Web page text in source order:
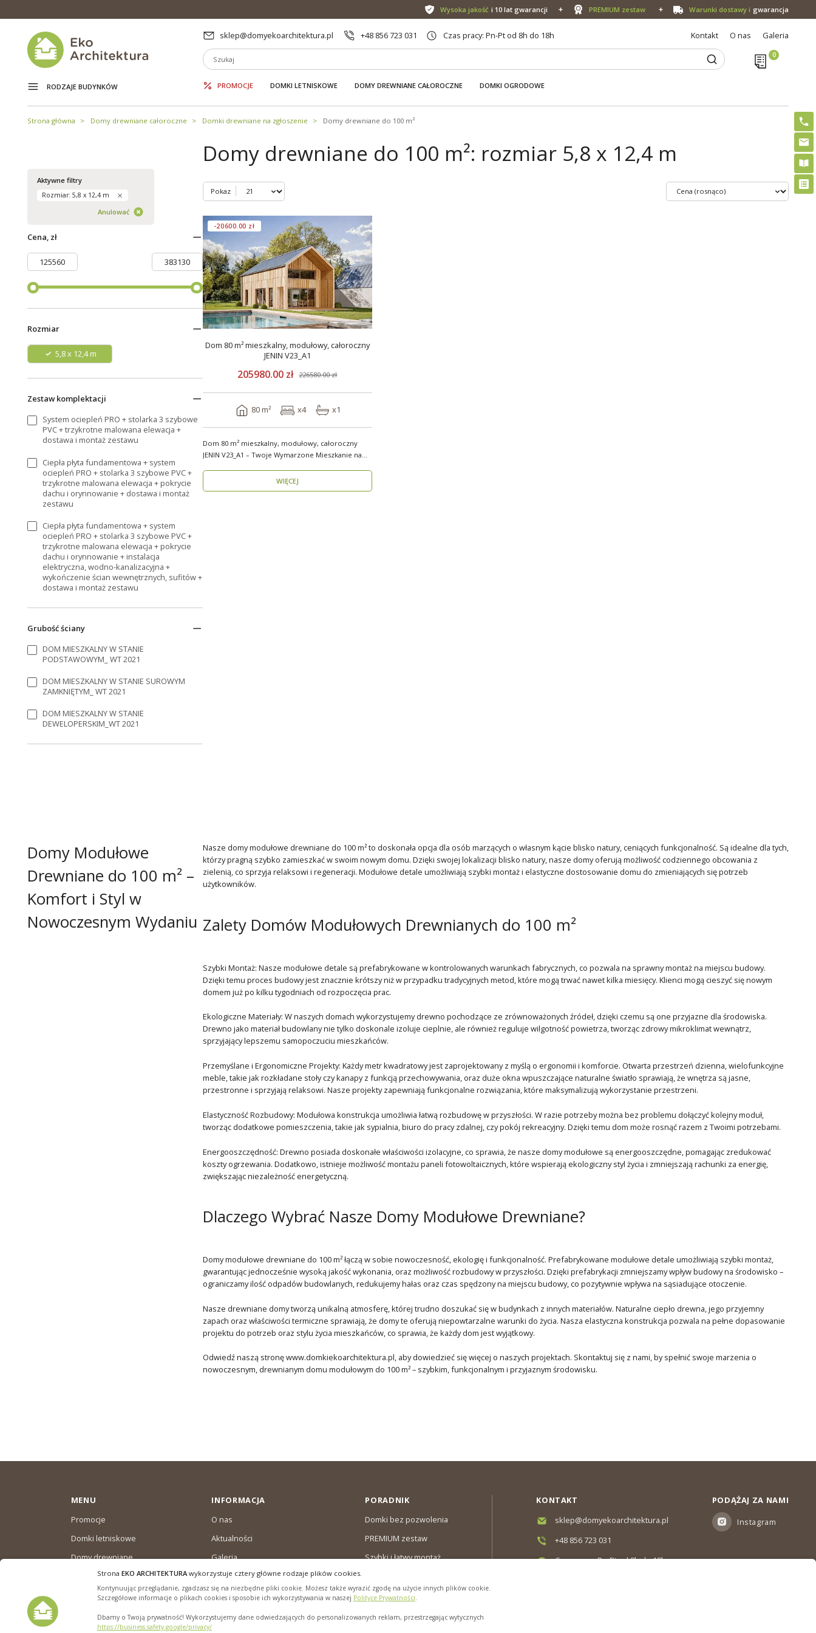
Wysoka jakość i 10 lat gwarancji PREMIUM zestaw Warunki dostawy i gwarancja
sklep@domyekoarchitektura.pl +48 856 723 031 Czas pracy: Pn-Pt od 8h do 18h Kontakt O nas Galeria
RODZAJE BUDYNKÓW PROMOCJE DOMKI LETNISKOWE DOMY DREWNIANE CAŁOROCZNE DOMKI OGRODOWE
Strona główna Domy drewniane całoroczne Domki drewniane na zgłoszenie Domy drewniane do 100 m²
Aktywne filtry
Rozmiar: 5,8 x 12,4 m
Anulować
Cena, zł
Rozmiar
5,8 x 12,4 m
Zestaw komplektacji
System ociepleń PRO + stolarka 3 szybowe
PVC + trzykrotne malowana elewacja +
dostawa i montaż zestawu
Ciepła płyta fundamentowa + system
ociepleń PRO + stolarka 3 szybowe PVC +
trzykrotne malowana elewacja + pokrycie
dachu i orynnowanie + dostawa i montaż
zestawu
Ciepła płyta fundamentowa + system
ociepleń PRO + stolarka 3 szybowe PVC +
trzykrotne malowana elewacja + pokrycie
dachu i orynnowanie + instalacja
elektryczna, wodno-kanalizacyjna +
wykończenie ścian wewnętrznych, sufitów +
dostawa i montaż zestawu
Grubość ściany
DOM MIESZKALNY W STANIE
PODSTAWOWYM_ WT 2021
DOM MIESZKALNY W STANIE SUROWYM
ZAMKNIĘTYM_ WT 2021
DOM MIESZKALNY W STANIE
DEWELOPERSKIM_WT 2021
Domy drewniane do 100 m²: rozmiar 5,8 x 12,4 m
Pokaz
-20600.00 zł
Dom 80 m² mieszkalny, modułowy, całoroczny
JENIN V23_A1
205980.00 zł 226580.00 zł
80 m² x4 x1
Dom 80 m² mieszkalny, modułowy, całoroczny
JENIN V23_A1 – Twoje Wymarzone Mieszkanie na
WIĘCEJ
Domy Modułowe
Drewniane do 100 m² –
Komfort i Styl w
Nowoczesnym Wydaniu
Nasze domy modułowe drewniane do 100 m² to doskonała opcja dla osób marzących o własnym kącie blisko natury, ceniących funkcjonalność. Są idealne dla tych,
którzy pragną szybko zamieszkać w swoim nowym domu. Dzięki swojej lokalizacji blisko natury, nasze domy oferują możliwość codziennego obcowania z
zielenią, co sprzyja relaksowi i regeneracji. Modułowe detale umożliwiają szybki montaż i elastyczne dostosowanie domu do zmieniających się potrzeb
użytkowników.
Zalety Domów Modułowych Drewnianych do 100 m²
Szybki Montaż: Nasze modułowe detale są prefabrykowane w kontrolowanych warunkach fabrycznych, co pozwala na sprawny montaż na miejscu budowy.
Dzięki temu proces budowy jest znacznie krótszy niż w przypadku tradycyjnych metod, które mogą trwać nawet kilka miesięcy. Klienci mogą cieszyć się nowym
domem już po kilku tygodniach od rozpoczęcia prac.
Ekologiczne Materiały: W naszych domach wykorzystujemy drewno pochodzące ze zrównoważonych źródeł, dzięki czemu są one przyjazne dla środowiska.
Drewno jako materiał budowlany nie tylko doskonale izoluje cieplnie, ale również reguluje wilgotność powietrza, tworząc zdrowy mikroklimat wewnątrz,
sprzyjający lepszemu samopoczuciu mieszkańców.
Przemyślane i Ergonomiczne Projekty: Każdy metr kwadratowy jest zaprojektowany z myślą o ergonomii i komforcie. Otwarta przestrzeń dzienna, wielofunkcyjne
meble, takie jak rozkładane stoły czy kanapy z funkcją przechowywania, oraz duże okna wpuszczające naturalne światło sprawiają, że wnętrza są jasne,
przestronne i sprzyjają relaksowi. Nasze projekty zapewniają funkcjonalne rozwiązania, które maksymalizują wykorzystanie przestrzeni.
Elastyczność Rozbudowy: Modułowa konstrukcja umożliwia łatwą rozbudowę w przyszłości. W razie potrzeby można bez problemu dołączyć kolejny moduł,
tworząc dodatkowe pomieszczenia, takie jak sypialnia, biuro do pracy zdalnej, czy pokój rekreacyjny. Dzięki temu dom może rosnąć razem z Twoimi potrzebami.
Energooszczędność: Drewno posiada doskonałe właściwości izolacyjne, co sprawia, że nasze domy modułowe są energooszczędne, pomagając zredukować
koszty ogrzewania. Dodatkowo, istnieje możliwość montażu paneli fotowoltaicznych, które wspierają ekologiczny styl życia i zmniejszają rachunki za energię,
zwiększając niezależność energetyczną.
Dlaczego Wybrać Nasze Domy Modułowe Drewniane?
Domy modułowe drewniane do 100 m² łączą w sobie nowoczesność, ekologię i funkcjonalność. Prefabrykowane modułowe detale umożliwiają szybki montaż,
gwarantując jednocześnie wysoką jakość wykonania, oraz możliwość rozbudowy w przyszłości. Dzięki prefabrykacji zmniejszamy wpływ budowy na środowisko –
ograniczamy ilość odpadów budowlanych, redukujemy hałas oraz czas spędzony na miejscu budowy, co pozytywnie wpływa na sąsiadujące otoczenie.
Nasze drewniane domy tworzą unikalną atmosferę, której trudno doszukać się w budynkach z innych materiałów. Naturalne ciepło drewna, jego przyjemny
zapach oraz właściwości termiczne sprawiają, że domy te oferują niepowtarzalne warunki do życia. Nasza elastyczna konstrukcja pozwala na pełne dopasowanie
projektu do potrzeb oraz stylu życia mieszkańców, co sprawia, że każdy dom jest wyjątkowy.
Odwiedź naszą stronę www.domkiekoarchitektura.pl, aby dowiedzieć się więcej o naszych projektach. Skontaktuj się z nami, by spełnić swoje marzenia o
nowoczesnym, drewnianym domu modułowym do 100 m² – szybkim, funkcjonalnym i przyjaznym środowisku.
MENU
Promocje
Domki letniskowe
Domy drewniane
Domki ogrodowe
INFORMACJA
O nas
Aktualności
Galeria
Warunki dostawy & Gwarancja
Polityka plików “cookies”
PORADNIK
Domki bez pozwolenia
PREMIUM zestaw
Szybki i łatwy montaż
KONTAKT
sklep@domyekoarchitektura.pl
+48 856 723 031
Czas pracy: Pn-Pt od 8h do 18h
PODĄŻAJ ZA NAMI
Instagram
Strona EKO ARCHITEKTURAwykorzystuje cztery główne rodzaje plików cookies.
Kontynuując przeglądanie, zgadzasz się na niezbędne pliki cookie. Możesz także wyrazić zgodę na użycie innych plików cookie.
Szczegółowe informacje o plikach cookies i sposobie ich wykorzystywania w naszej Polityce Prywatności.
Dbamy o Twoją prywatność! Wykorzystujemy dane odwiedzających do personalizowanych reklam, przestrzegając wytycznych
https://business.safety.google/privacy/